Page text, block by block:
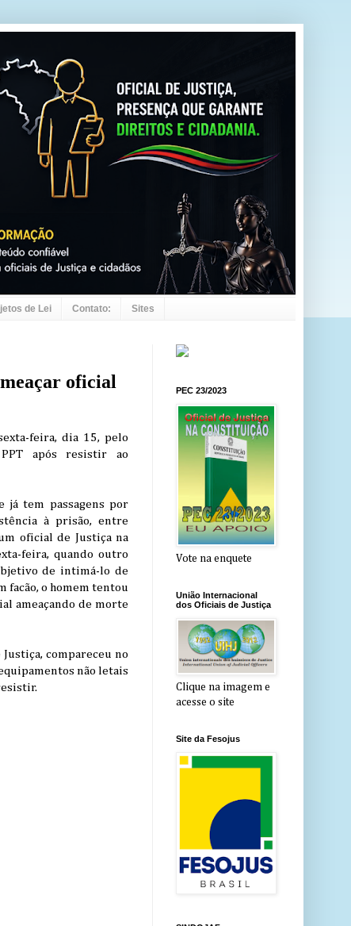
de Lei Contato: Sites
oficial
feira, dia 15, pelo
após resistir ao
já tem passagens por
à prisão, entre
oficial de Justiça na
feira, quando outro
de intimá-lo de
facão, o homem tentou
ameaçando de morte
compareceu no
não letais
PEC 23/2023
Vote na enquete
União Internacional
dos Oficiais de Justiça
Clique na imagem e
acesse o site
Site da Fesojus